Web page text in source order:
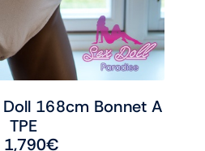
168cm Bonnet A
TPE
1,790€